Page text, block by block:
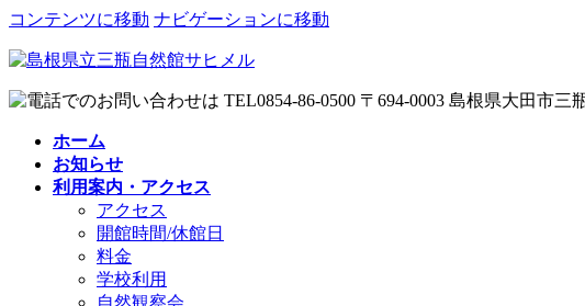
コンテンツに移動 ナビゲーションに移動
ホーム
お知らせ
利用案内・アクセス
アクセス
開館時間/休館日
料金
学校利用
自然観察会